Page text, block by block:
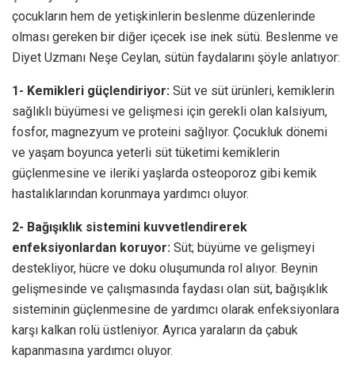
çocukların hem de yetişkinlerin beslenme düzenlerinde
olması gereken bir diğer içecek ise inek sütü. Beslenme ve
Diyet Uzmanı Neşe Ceylan, sütün faydalarını şöyle anlatıyor:
1- Kemikleri güçlendiriyor: Süt ve süt ürünleri, kemiklerin
sağlıklı büyümesi ve gelişmesi için gerekli olan kalsiyum,
fosfor, magnezyum ve proteini sağlıyor. Çocukluk dönemi
ve yaşam boyunca yeterli süt tüketimi kemiklerin
güçlenmesine ve ileriki yaşlarda osteoporoz gibi kemik
hastalıklarından korunmaya yardımcı oluyor.
2- Bağışıklık sistemini kuvvetlendirerek
enfeksiyonlardan koruyor: Süt; büyüme ve gelişmeyi
destekliyor, hücre ve doku oluşumunda rol alıyor. Beynin
gelişmesinde ve çalışmasında faydası olan süt, bağışıklık
sisteminin güçlenmesine de yardımcı olarak enfeksiyonlara
karşı kalkan rolü üstleniyor. Ayrıca yaraların da çabuk
kapanmasına yardımcı oluyor.